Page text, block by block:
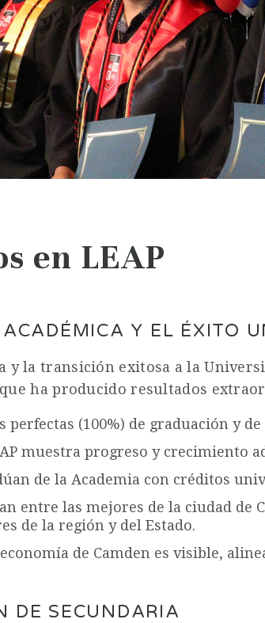
en LEAP
Y EL ÉXITO
y la transición exitosa a la
ha producido resultados
(100%) de graduación y
muestra progreso y crecimiento
de la Academia con créditos
entre las mejores de la ciudad
de la región y del Estado.
de Camden es visible,
DE SECUNDARIA